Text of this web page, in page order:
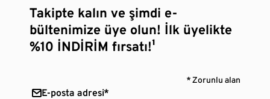
Takipte kalın ve şimdi e-
bültenimize üye olun! İlk üyelikte
%10 İNDİRİM fırsatı!¹
* Zorunlu alan
E-posta adresi*